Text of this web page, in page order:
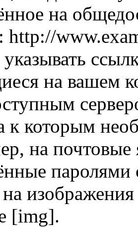
на
http://
на вашем
к которым
на
паролями
[img].